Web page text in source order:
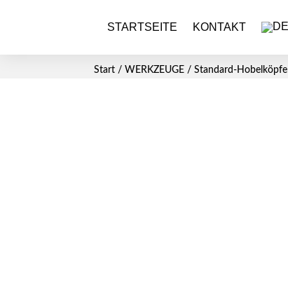
STARTSEITE KONTAKT
Start /WERKZEUGE /Standard-Hobelköpfe